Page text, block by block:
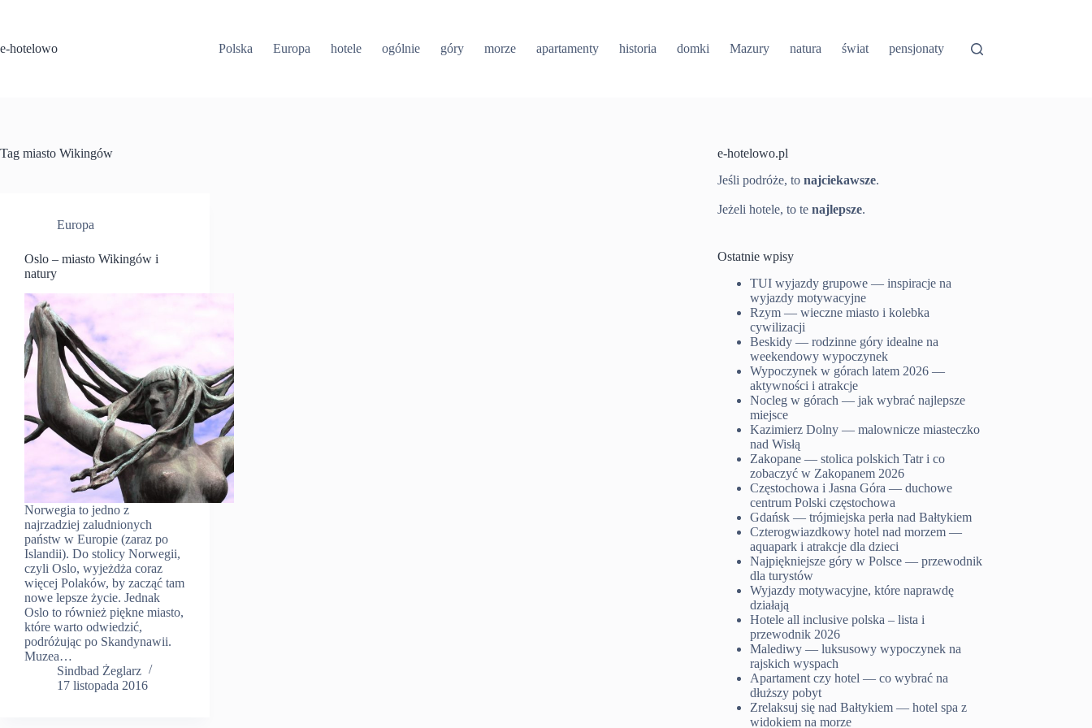
e-hotelowo
Polska Europa hotele ogólnie góry morze apartamenty historia domki Mazury natura świat pensjonaty
Tag miasto Wikingów
Europa
Oslo – miasto Wikingów i
natury
Norwegia to jedno z
najrzadziej zaludnionych
państw w Europie (zaraz po
Islandii). Do stolicy Norwegii,
czyli Oslo, wyjeżdża coraz
więcej Polaków, by zacząć tam
nowe lepsze życie. Jednak
Oslo to również piękne miasto,
które warto odwiedzić,
podróżując po Skandynawii.
Muzea…
Sindbad Żeglarz
17 listopada 2016
e-hotelowo.pl
Jeśli podróże, tonajciekawsze.
Jeżeli hotele, to tenajlepsze.
Ostatnie wpisy
TUI wyjazdy grupowe — inspiracje na
wyjazdy motywacyjne
Rzym — wieczne miasto i kolebka
cywilizacji
Beskidy — rodzinne góry idealne na
weekendowy wypoczynek
Wypoczynek w górach latem 2026 —
aktywności i atrakcje
Nocleg w górach — jak wybrać najlepsze
miejsce
Kazimierz Dolny — malownicze miasteczko
nad Wisłą
Zakopane — stolica polskich Tatr i co
zobaczyć w Zakopanem 2026
Częstochowa i Jasna Góra — duchowe
centrum Polski częstochowa
Gdańsk — trójmiejska perła nad Bałtykiem
Czterogwiazdkowy hotel nad morzem —
aquapark i atrakcje dla dzieci
Najpiękniejsze góry w Polsce — przewodnik
dla turystów
Wyjazdy motywacyjne, które naprawdę
działają
Hotele all inclusive polska – lista i
przewodnik 2026
Malediwy — luksusowy wypoczynek na
rajskich wyspach
Apartament czy hotel — co wybrać na
dłuższy pobyt
Zrelaksuj się nad Bałtykiem — hotel spa z
widokiem na morze